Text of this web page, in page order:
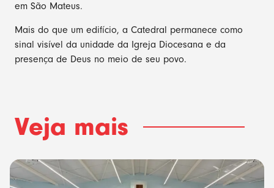
em São Mateus.
Mais do que um edifício, a Catedral permanece como
sinal visível da unidade da Igreja Diocesana e da
presença de Deus no meio de seu povo.
Veja mais